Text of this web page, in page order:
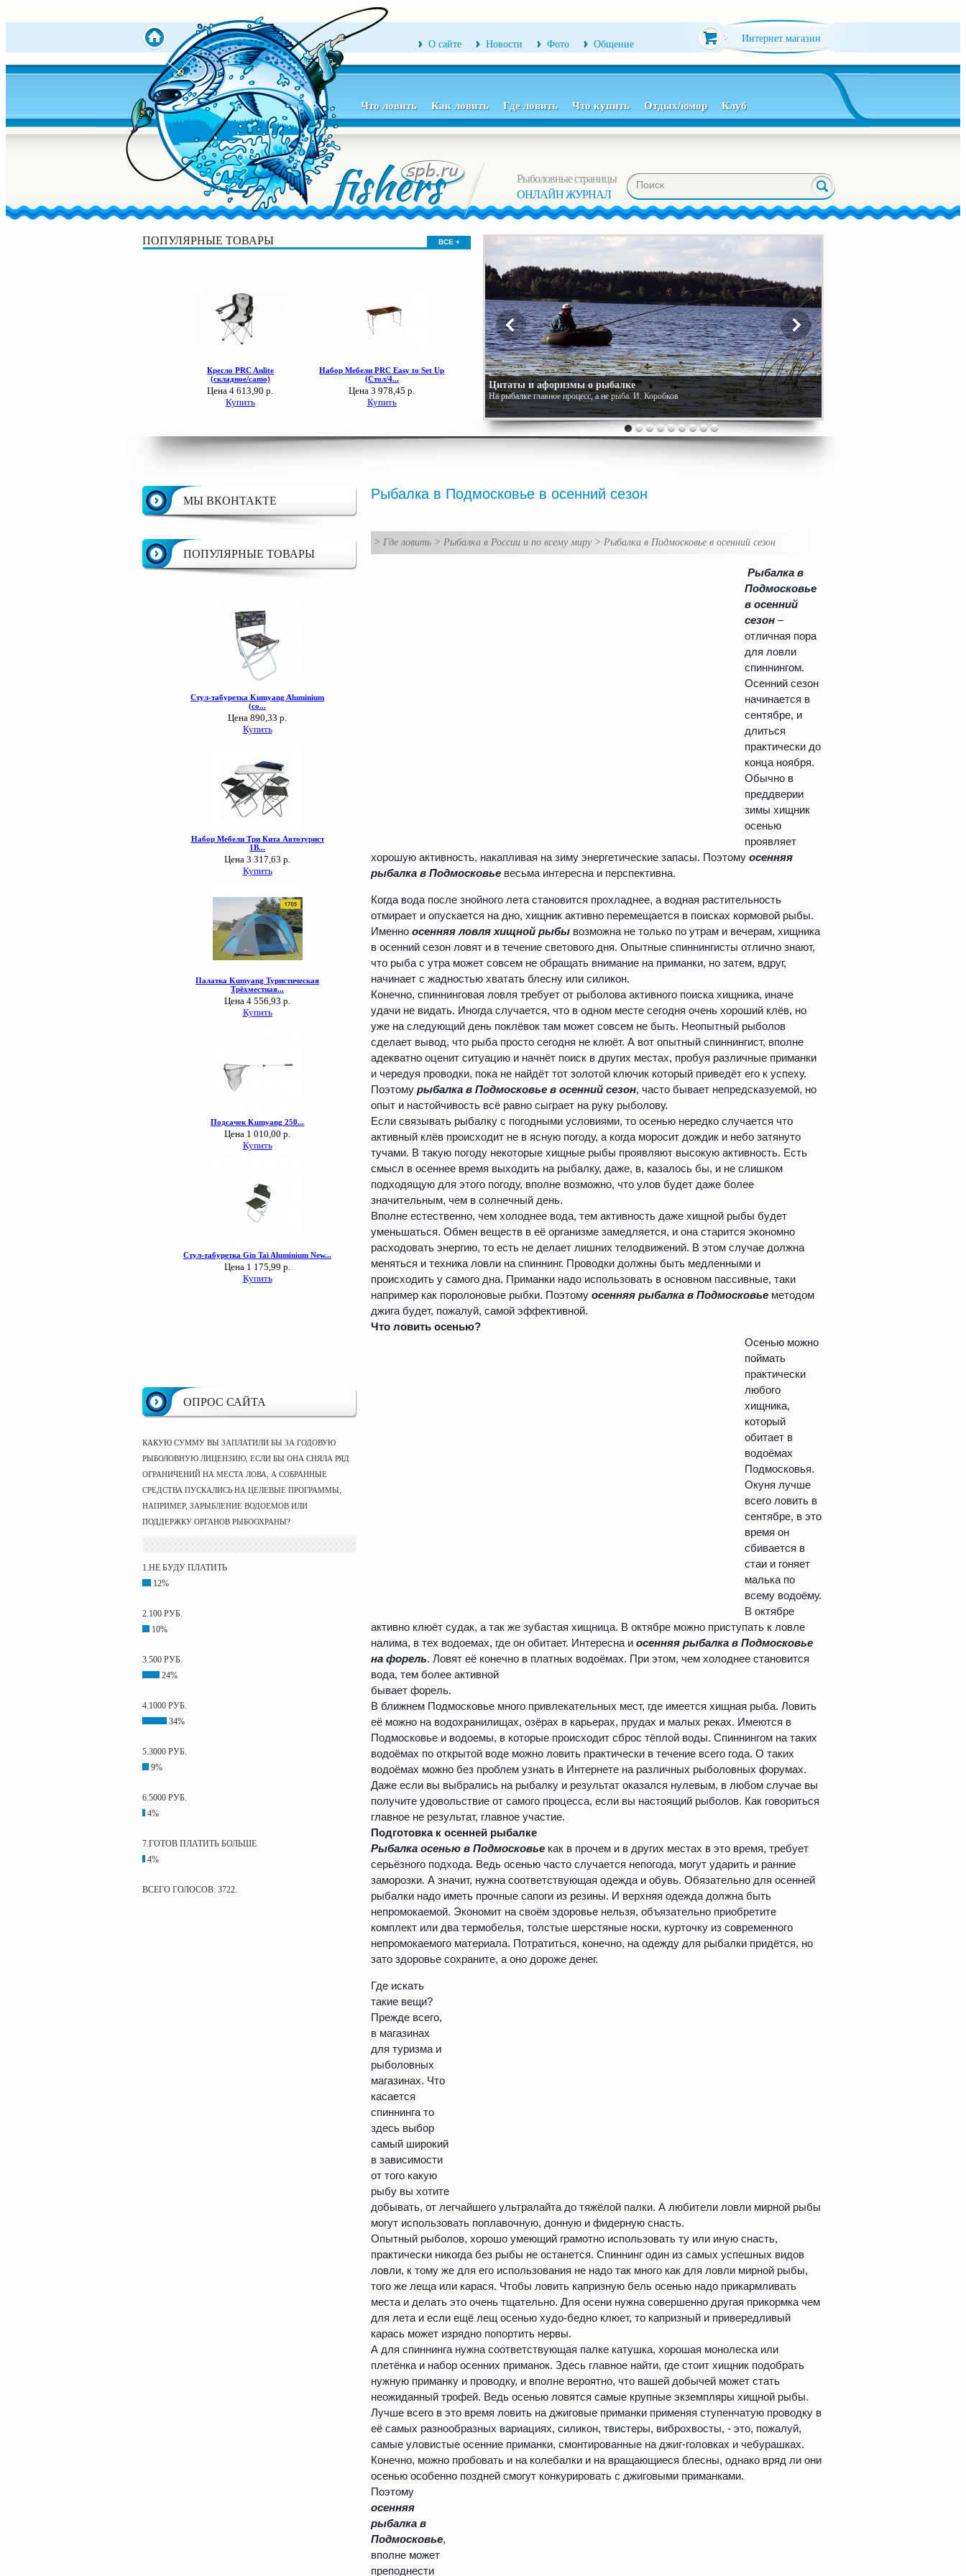
О сайте Новости Фото Общение
Интернет магазин
Что ловить Как ловить Где ловить Что купить Отдых/юмор Клуб
Рыболовные страницы
ОНЛАЙН ЖУРНАЛ
ПОПУЛЯРНЫЕ ТОВАРЫ ВСЕ +
Цитаты и афоризмы о рыбалке
На рыбалке главное процесс, а не рыба. И. Коробков
МЫ ВКОНТАКТЕ
ПОПУЛЯРНЫЕ ТОВАРЫ
ОПРОС САЙТА
КАКУЮ СУММУ ВЫ ЗАПЛАТИЛИ БЫ ЗА ГОДОВУЮ
РЫБОЛОВНУЮ ЛИЦЕНЗИЮ, ЕСЛИ БЫ ОНА СНЯЛА РЯД
ОГРАНИЧЕНИЙ НА МЕСТА ЛОВА, А СОБРАННЫЕ
СРЕДСТВА ПУСКАЛИСЬ НА ЦЕЛЕВЫЕ ПРОГРАММЫ,
НАПРИМЕР, ЗАРЫБЛЕНИЕ ВОДОЕМОВ ИЛИ
ПОДДЕРЖКУ ОРГАНОВ РЫБООХРАНЫ?
1.НЕ БУДУ ПЛАТИТЬ
12%
2.100 РУБ.
10%
3.500 РУБ.
24%
4.1000 РУБ.
34%
5.3000 РУБ.
9%
6.5000 РУБ.
4%
7.ГОТОВ ПЛАТИТЬ БОЛЬШЕ
4%
ВСЕГО ГОЛОСОВ: 3722.
Рыбалка в Подмосковье в осенний сезон
> Где ловить > Рыбалка в России и по всему миру > Рыбалка в Подмосковье в осенний сезон
Рыбалка в
Подмосковье
в осенний
сезон –
отличная пора
для ловли
спиннингом.
Осенний сезон
начинается в
сентябре, и
длиться
практически до
конца ноября.
Обычно в
преддверии
зимы хищник
осенью
проявляет
хорошую активность, накапливая на зиму энергетические запасы. Поэтому осенняя
рыбалка в Подмосковье весьма интересна и перспективна.
Когда вода после знойного лета становится прохладнее, а водная растительность
отмирает и опускается на дно, хищник активно перемещается в поисках кормовой рыбы.
Именно осенняя ловля хищной рыбы возможна не только по утрам и вечерам, хищника
в осенний сезон ловят и в течение светового дня. Опытные спиннингисты отлично знают,
что рыба с утра может совсем не обращать внимание на приманки, но затем, вдруг,
начинает с жадностью хватать блесну или силикон.
Конечно, спиннинговая ловля требует от рыболова активного поиска хищника, иначе
удачи не видать. Иногда случается, что в одном месте сегодня очень хороший клёв, но
уже на следующий день поклёвок там может совсем не быть. Неопытный рыболов
сделает вывод, что рыба просто сегодня не клюёт. А вот опытный спиннингист, вполне
адекватно оценит ситуацию и начнёт поиск в других местах, пробуя различные приманки
и чередуя проводки, пока не найдёт тот золотой ключик который приведёт его к успеху.
Поэтому рыбалка в Подмосковье в осенний сезон, часто бывает непредсказуемой, но
опыт и настойчивость всё равно сыграет на руку рыболову.
Если связывать рыбалку с погодными условиями, то осенью нередко случается что
активный клёв происходит не в ясную погоду, а когда моросит дождик и небо затянуто
тучами. В такую погоду некоторые хищные рыбы проявляют высокую активность. Есть
смысл в осеннее время выходить на рыбалку, даже, в, казалось бы, и не слишком
подходящую для этого погоду, вполне возможно, что улов будет даже более
значительным, чем в солнечный день.
Вполне естественно, чем холоднее вода, тем активность даже хищной рыбы будет
уменьшаться. Обмен веществ в её организме замедляется, и она старится экономно
расходовать энергию, то есть не делает лишних телодвижений. В этом случае должна
меняться и техника ловли на спиннинг. Проводки должны быть медленными и
происходить у самого дна. Приманки надо использовать в основном пассивные, таки
например как поролоновые рыбки. Поэтому осенняя рыбалка в Подмосковье методом
джига будет, пожалуй, самой эффективной.
Что ловить осенью?
Осенью можно
поймать
практически
любого
хищника,
который
обитает в
водоёмах
Подмосковья.
Окуня лучше
всего ловить в
сентябре, в это
время он
сбивается в
стаи и гоняет
малька по
всему водоёму.
В октябре
активно клюёт судак, а так же зубастая хищница. В октябре можно приступать к ловле
налима, в тех водоемах, где он обитает. Интересна и осенняя рыбалка в Подмосковье
на форель. Ловят её конечно в платных водоёмах. При этом, чем холоднее становится
вода, тем более активной
бывает форель.
В ближнем Подмосковье много привлекательных мест, где имеется хищная рыба. Ловить
её можно на водохранилищах, озёрах в карьерах, прудах и малых реках. Имеются в
Подмосковье и водоемы, в которые происходит сброс тёплой воды. Спиннингом на таких
водоёмах по открытой воде можно ловить практически в течение всего года. О таких
водоёмах можно без проблем узнать в Интернете на различных рыболовных форумах.
Даже если вы выбрались на рыбалку и результат оказался нулевым, в любом случае вы
получите удовольствие от самого процесса, если вы настоящий рыболов. Как говориться
главное не результат, главное участие.
Подготовка к осенней рыбалке
Рыбалка осенью в Подмосковье как в прочем и в других местах в это время, требует
серьёзного подхода. Ведь осенью часто случается непогода, могут ударить и ранние
заморозки. А значит, нужна соответствующая одежда и обувь. Обязательно для осенней
рыбалки надо иметь прочные сапоги из резины. И верхняя одежда должна быть
непромокаемой. Экономит на своём здоровье нельзя, объязательно приобретите
комплект или два термобелья, толстые шерстяные носки, курточку из современного
непромокаемого материала. Потратиться, конечно, на одежду для рыбалки придётся, но
зато здоровье сохраните, а оно дороже денег.
Где искать
такие вещи?
Прежде всего,
в магазинах
для туризма и
рыболовных
магазинах. Что
касается
спиннинга то
здесь выбор
самый широкий
в зависимости
от того какую
рыбу вы хотите
добывать, от легчайшего ультралайта до тяжёлой палки. А любители ловли мирной рыбы
могут использовать поплавочную, донную и фидерную снасть.
Опытный рыболов, хорошо умеющий грамотно использовать ту или иную снасть,
практически никогда без рыбы не останется. Спиннинг один из самых успешных видов
ловли, к тому же для его использования не надо так много как для ловли мирной рыбы,
того же леща или карася. Чтобы ловить капризную бель осенью надо прикармливать
места и делать это очень тщательно. Для осени нужна совершенно другая прикормка чем
для лета и если ещё лещ осенью худо-бедно клюет, то капризный и привередливый
карась может изрядно попортить нервы.
А для спиннинга нужна соответствующая палке катушка, хорошая монолеска или
плетёнка и набор осенних приманок. Здесь главное найти, где стоит хищник подобрать
нужную приманку и проводку, и вполне вероятно, что вашей добычей может стать
неожиданный трофей. Ведь осенью ловятся самые крупные экземпляры хищной рыбы.
Лучше всего в это время ловить на джиговые приманки применяя ступенчатую проводку в
её самых разнообразных вариациях, силикон, твистеры, виброхвосты, - это, пожалуй,
самые уловистые осенние приманки, смонтированные на джиг-головках и чебурашках.
Конечно, можно пробовать и на колебалки и на вращающиеся блесны, однако вряд ли они
осенью особенно поздней смогут конкурировать с джиговыми приманками.
Поэтому
осенняя
рыбалка в
Подмосковье,
вполне может
преподнести